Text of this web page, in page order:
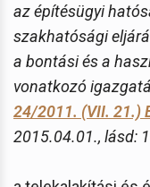
az építésügyi
szakhatósági
a bontási és a
vonatkozó
24/2011. (VII. 21.)
2015.04.01., lásd: